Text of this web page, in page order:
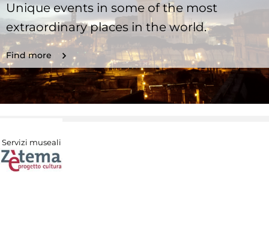
Unique events in some of the most
extraordinary places in the world.
Find more
Servizi museali